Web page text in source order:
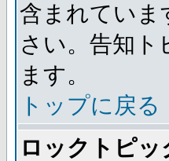
含まれていま
さい。告知
ます。
トップに戻る
ロックトピ